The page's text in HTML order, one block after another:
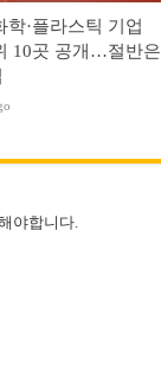
학·플라스틱 기업
10곳 공개…절반은
야합니다.